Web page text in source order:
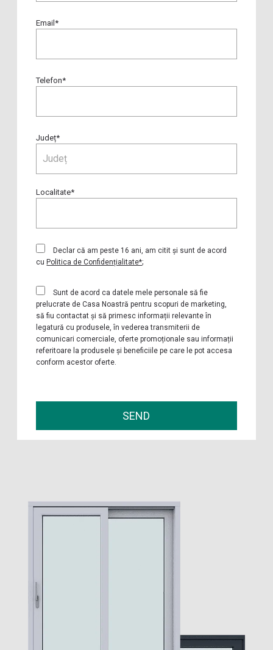
Email*
Telefon*
Județ*
Localitate*
Declar că am peste 16 ani, am citit și sunt de acord
cu Politica de Confidențialitate*;
Sunt de acord ca datele mele personale să fie
prelucrate de Casa Noastră pentru scopuri de marketing,
să fiu contactat și să primesc informații relevante în
legatură cu produsele, în vederea transmiterii de
comunicari comerciale, oferte promoționale sau informații
referitoare la produsele și beneficiile pe care le pot accesa
conform acestor oferte.